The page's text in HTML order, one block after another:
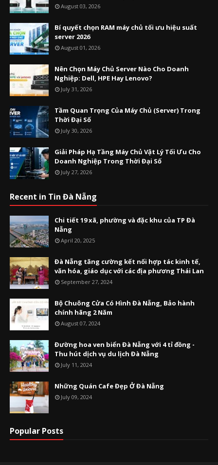
August 03, 2026
Bí quyết chọn RAM máy chủ tối ưu hiệu suất
server 2026
August 01, 2026
Nên Chọn Máy Chủ Server Nào Cho Doanh
Nghiệp: Dell, HPE Hay Lenovo?
July 31, 2026
Tầm Quan Trọng Của Máy Chủ (Server) Trong
Thời Đại Số
July 30, 2026
Giải Pháp Hạ Tầng Máy Chủ Vật Lý Tối Ưu Cho
Doanh Nghiệp Trong Thời Đại Số
July 27, 2026
Recent in Tin Đà Nẵng
Chi tiết 19 xã, phường và đặc khu của TP Đà
Nẵng
April 20, 2025
Đà Nẵng tăng cường kết nối hợp tác kinh tế,
văn hóa, giáo dục với các địa phương Thái Lan
September 27, 2024
Bộ Chuông Cửa Có Hình Đà Nẵng, Bảo hành
chính hãng 2 Năm
August 07, 2024
Đường hoa ven biển Đà Nẵng với 4 tỉ đồng -
Thu hút dịch vụ du lịch Đà Nẵng
July 11, 2024
Những Quán Cafe Đẹp Ở Đà Nẵng
July 09, 2024
Popular Posts